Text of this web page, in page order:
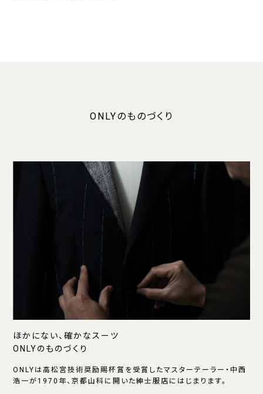
ONLYのものづくり
ほかにない、確かなスーツ
ONLYのものづくり
ONLYは高松宮技術奨励賜杯賞を受賞したマスターテーラー・中西
浩一が1970年、京都山科に開いた紳士服店にはじまります。